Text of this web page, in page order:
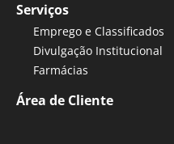
Serviços
Emprego e Classificados
Divulgação Institucional
Farmácias
Área de Cliente